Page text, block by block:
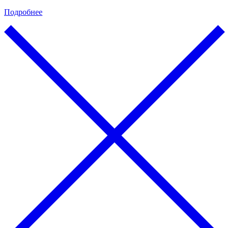
Подробнее